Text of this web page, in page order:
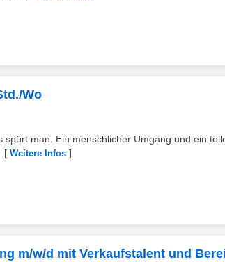
Wo
man. Ein menschlicher Umgang und ein
[ Weitere Infos ]
m/w/d mit Verkaufstalent und